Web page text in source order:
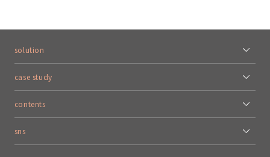
solution
case study
contents
sns